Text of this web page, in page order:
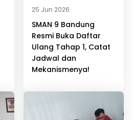
25 Jun 2026
SMAN 9 Bandung
Resmi Buka Daftar
Ulang Tahap 1, Catat
Jadwal dan
Mekanismenya!